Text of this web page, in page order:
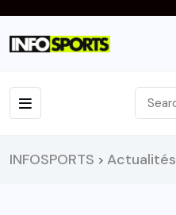
INFOSPORTS > Actualités